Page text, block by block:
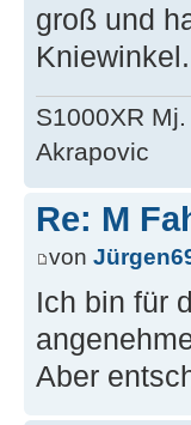
groß und
Kniewinkel.
S1000XR
Akrapovic
Re: M
von
Ich bin für
Aber